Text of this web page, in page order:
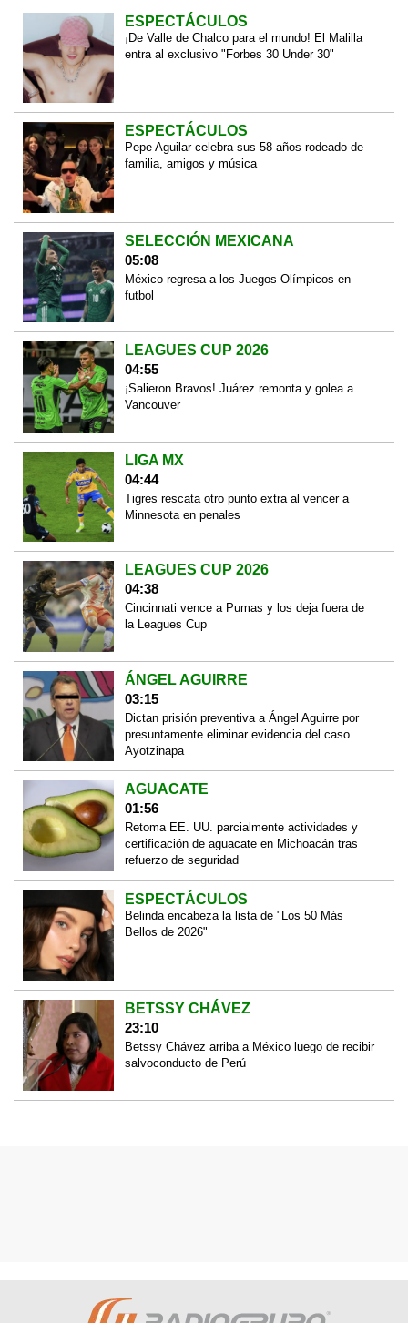
ESPECTÁCULOS
¡De Valle de Chalco para el mundo! El Malilla
entra al exclusivo "Forbes 30 Under 30"
ESPECTÁCULOS
Pepe Aguilar celebra sus 58 años rodeado de
familia, amigos y música
SELECCIÓN MEXICANA
05:08
México regresa a los Juegos Olímpicos en
futbol
LEAGUES CUP 2026
04:55
¡Salieron Bravos! Juárez remonta y golea a
Vancouver
LIGA MX
04:44
Tigres rescata otro punto extra al vencer a
Minnesota en penales
LEAGUES CUP 2026
04:38
Cincinnati vence a Pumas y los deja fuera de
la Leagues Cup
ÁNGEL AGUIRRE
03:15
Dictan prisión preventiva a Ángel Aguirre por
presuntamente eliminar evidencia del caso
Ayotzinapa
AGUACATE
01:56
Retoma EE. UU. parcialmente actividades y
certificación de aguacate en Michoacán tras
refuerzo de seguridad
ESPECTÁCULOS
Belinda encabeza la lista de "Los 50 Más
Bellos de 2026"
BETSSY CHÁVEZ
23:10
Betssy Chávez arriba a México luego de recibir
salvoconducto de Perú